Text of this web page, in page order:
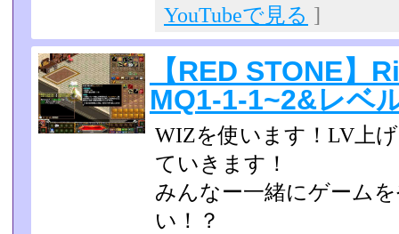
YouTubeで見る ]
【RED STONE】
MQ1-1-1~2&レベ
WIZを使います！LV上
ていきます！
みんなー一緒にゲーム
い！？